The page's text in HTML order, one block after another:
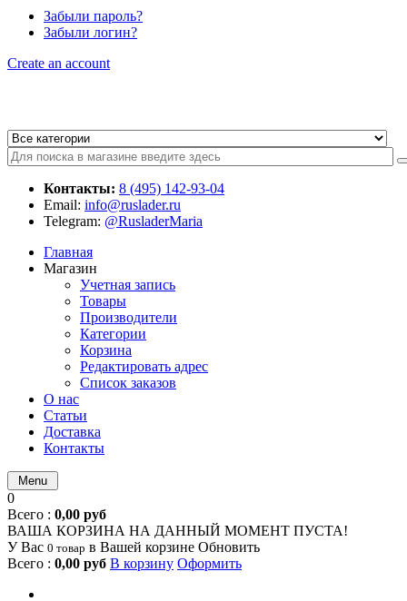
Забыли пароль?
Забыли логин?
Create an account
Контакты: 8 (495) 142-93-04
Email: info@ruslader.ru
Telegram: @RusladerMaria
Главная
Магазин
Учетная запись
Товары
Производители
Категории
Корзина
Редактировать адрес
Список заказов
О нас
Статьи
Доставка
Контакты
Menu
0
Всего : 0,00 руб
ВАША КОРЗИНА НА ДАННЫЙ МОМЕНТ ПУСТА!
У Вас 0 товар в Вашей корзине Обновить
Всего : 0,00 руб В корзину Оформить